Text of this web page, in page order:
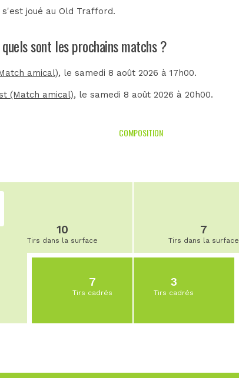
s'est joué auOld Trafford.
sont les prochains matchs ?
amical), le samedi 8 août 2026 à 17h00.
(Match amical), le samedi 8 août 2026 à 20h00.
COMPOSITION
10
Tirs dans la surface
7
Tirs cadrés
7
Tirs dans la surface
3
Tirs cadrés